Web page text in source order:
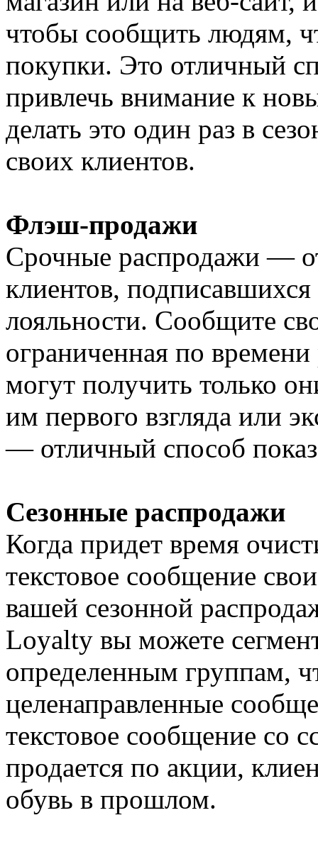
чтобы сообщить людям,
покупки. Это отличный
привлечь внимание к
делать это один раз в
своих клиентов.
Флэш-продажи
Срочные распродажи —
клиентов,
лояльности. Сообщите
ограниченная по
могут получить только
им первого взгляда или
— отличный способ
Сезонные распродажи
Когда придет время
текстовое сообщение
вашей сезонной
Loyalty вы можете
определенным группам,
целенаправленные
текстовое сообщение со
продается по акции,
обувь в прошлом.